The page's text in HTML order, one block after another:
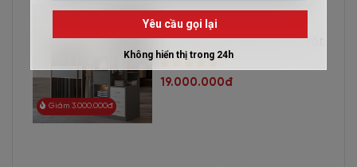
Giảm 3.000.000đ
Tủ Quần Áo Cánh Kính Lùa
Gỗ Mdf Đẹp Hiện Đại Giá Tốt
19.000.000đ